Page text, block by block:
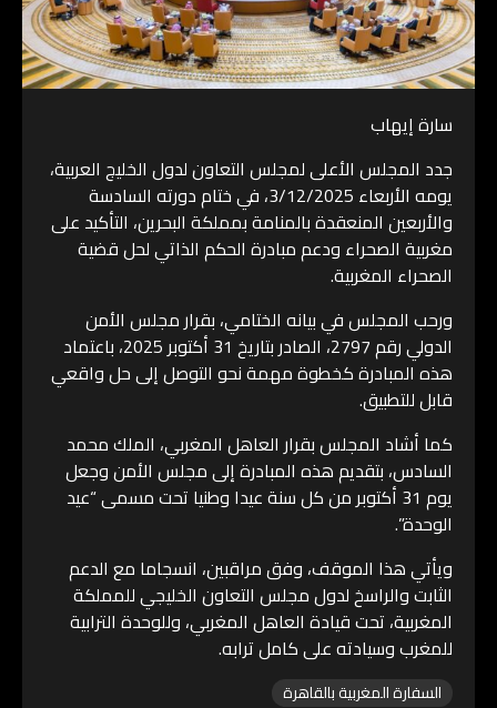
سارة إيهاب
جدد المجلس الأعلى لمجلس التعاون لدول الخليج العربية،
يومه الأربعاء 3/12/2025، في ختام دورته السادسة
والأربعين المنعقدة بالمنامة بمملكة البحرين، التأكيد على
مغربية الصحراء ودعم مبادرة الحكم الذاتي لحل قضية
الصحراء المغربية.
ورحب المجلس في بيانه الختامي، بقرار مجلس الأمن
الدولي رقم 2797، الصادر بتاريخ 31 أكتوبر 2025، باعتماد
هذه المبادرة كخطوة مهمة نحو التوصل إلى حل واقعي
قابل للتطبيق.
كما أشاد المجلس بقرار العاهل المغربي، الملك محمد
السادس، بتقديم هذه المبادرة إلى مجلس الأمن وجعل
يوم 31 أكتوبر من كل سنة عيدا وطنيا تحت مسمى “عيد
الوحدة”.
ويأتي هذا الموقف، وفق مراقبين، انسجاما مع الدعم
الثابت والراسخ لدول مجلس التعاون الخليجي للمملكة
المغربية، تحت قيادة العاهل المغربي، وللوحدة الترابية
للمغرب وسيادته على كامل ترابه.
السفارة المغربية بالقاهرة